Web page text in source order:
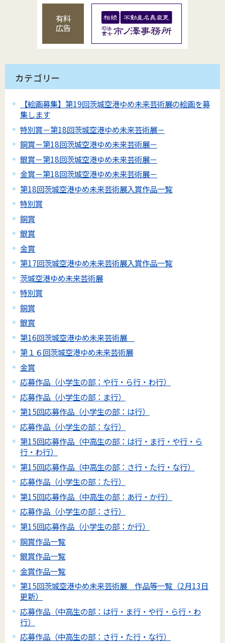
有料
広告
カテゴリー
【絵画募集】第19回茨城空港ゆめ未来芸術展の絵画を募
集します
特別賞－第18回茨城空港ゆめ未来芸術展－
銅賞－第18回茨城空港ゆめ未来芸術展－
銀賞－第18回茨城空港ゆめ未来芸術展－
金賞－第18回茨城空港ゆめ未来芸術展－
第18回茨城空港ゆめ未来芸術展入賞作品一覧
特別賞
銅賞
銀賞
金賞
第17回茨城空港ゆめ未来芸術展入賞作品一覧
茨城空港ゆめ未来芸術展
特別賞
銅賞
銀賞
第16回茨城空港ゆめ未来芸術展
第１６回茨城空港ゆめ未来芸術展
金賞
応募作品（小学生の部：や行・ら行・わ行）
応募作品（小学生の部：ま行）
第15回応募作品（小学生の部：は行）
応募作品（小学生の部：な行）
第15回応募作品（中高生の部：は行・ま行・や行・ら
行・わ行）
第15回応募作品（中高生の部：さ行・た行・な行）
応募作品（小学生の部：た行）
第15回応募作品（中高生の部：あ行・か行）
応募作品（小学生の部：さ行）
第15回応募作品（小学生の部：か行）
銅賞作品一覧
銀賞作品一覧
金賞作品一覧
第15回茨城空港ゆめ未来芸術展 作品等一覧（2月13日
更新）
応募作品（中高生の部：は行・ま行・や行・ら行・わ
行）
応募作品（中高生の部：さ行・た行・な行）